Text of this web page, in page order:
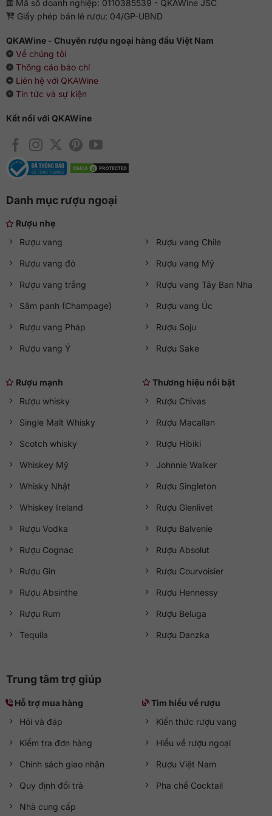
Mã số doanh nghiệp: 0110385539 - QKAWine JSC
Giấy phép bán lẻ rượu: 04/GP-UBND
QKAWine - Chuyên rượu ngoại hàng đầu Việt Nam
Về chúng tôi
Thông cáo báo chí
Liên hệ với QKAWine
Tin tức và sự kiện
Kết nối với QKAWine
Danh mục rượu ngoại
Rượu nhẹ
Rượu vang
Rượu vang đỏ
Rượu vang trắng
Sâm panh (Champage)
Rượu vang Pháp
Rượu vang Ý
Rượu vang Chile
Rượu vang Mỹ
Rượu vang Tây Ban Nha
Rượu vang Úc
Rượu Soju
Rượu Sake
Rượu mạnh
Rượu whisky
Single Malt Whisky
Scotch whisky
Whiskey Mỹ
Whisky Nhật
Whiskey Ireland
Rượu Vodka
Rượu Cognac
Rượu Gin
Rượu Absinthe
Rượu Rum
Tequila
Thương hiệu nổi bật
Rượu Chivas
Rượu Macallan
Rượu Hibiki
Johnnie Walker
Rượu Singleton
Rượu Glenlivet
Rượu Balvenie
Rượu Absolut
Rượu Courvoisier
Rượu Hennessy
Rượu Beluga
Rượu Danzka
Trung tâm trợ giúp
Hỗ trợ mua hàng
Hỏi và đáp
Kiểm tra đơn hàng
Chính sách giao nhận
Quy định đổi trả
Nhà cung cấp
Tìm hiểu về rượu
Kiến thức rượu vang
Hiểu về rượu ngoại
Rượu Việt Nam
Pha chế Cocktail